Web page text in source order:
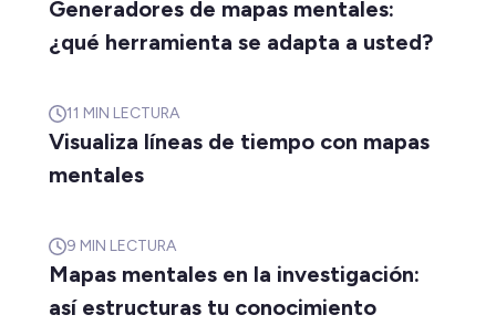
Generadores de mapas mentales:
¿qué herramienta se adapta a usted?
11 MIN LECTURA
Visualiza líneas de tiempo con mapas
mentales
9 MIN LECTURA
Mapas mentales en la investigación:
así estructuras tu conocimiento